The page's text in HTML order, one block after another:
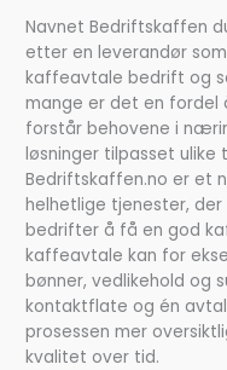
Navnet Bedriftskaffen
etter en leverandør
kaffeavtale bedrift og
mange er det en fordel
forstår behovene i
løsninger tilpasset ulike
Bedriftskaffen.no er et
helhetlige tjenester,
bedrifter å få en god
kaffeavtale kan for
bønner, vedlikehold og
kontaktflate og én
prosessen mer
kvalitet over tid.